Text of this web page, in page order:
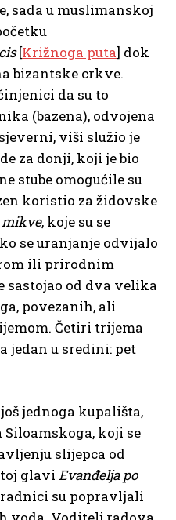
sada u muslimanskoj
[Križnoga puta] dok
bizantske crkve.
da su to
(bazena), odvojena
viši služio je
za donji, koji je bio
stube omogućile su
koristio za židovske
mikve, koje su se
se uranjanje odvijalo
ili prirodnim
sastojao od dva velika
povezanih, ali
Četiri trijema
jedan u sredini: pet
jednoga kupališta,
Siloamskoga, koji se
slijepca od
glavi Evanđelja po
radnici su popravljali